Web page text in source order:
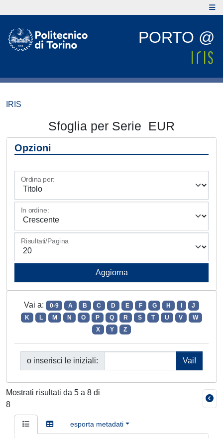
PORTO @
IRIS
Sfoglia per Serie EUR
Opzioni
Ordina per:
In ordine:
Risultati/Pagina
Vai a: 0-9 A B C D E F G H
J
K
L M N O P Q R S T U V
W
X
Y Z
o inserisci le iniziali:
Mostrati risultati da 5 a 8 di
8
esporta metadati